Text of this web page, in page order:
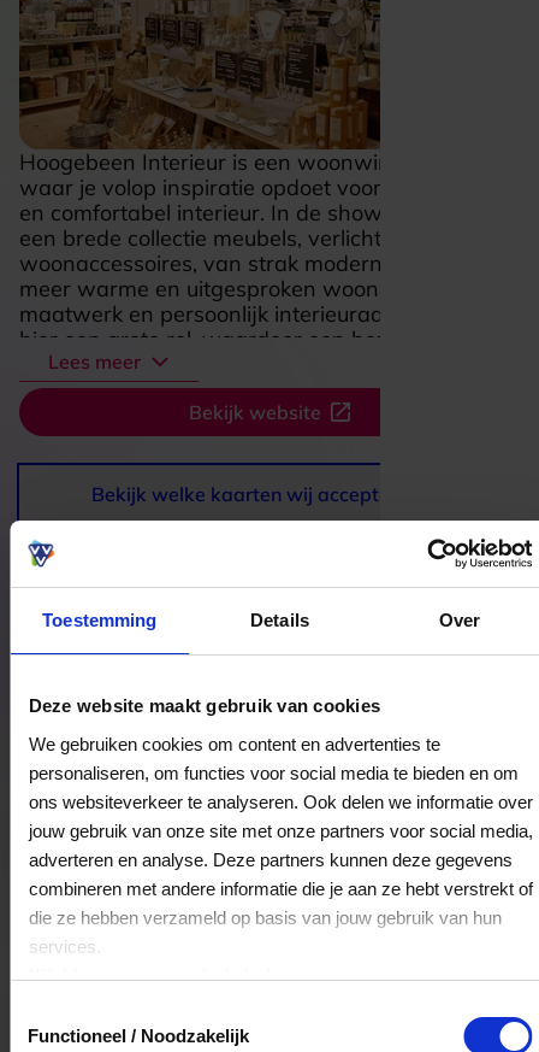
Toestemming Details Over
Deze website maakt gebruik van cookies
We gebruiken cookies om content en advertenties te
personaliseren, om functies voor social media te bieden en om
ons websiteverkeer te analyseren. Ook delen we informatie over
jouw gebruik van onze site met onze partners voor social media,
adverteren en analyse. Deze partners kunnen deze gegevens
combineren met andere informatie die je aan ze hebt verstrekt of
die ze hebben verzameld op basis van jouw gebruik van hun
services.
Klikhiervoor ons cookiebeleid.
Functioneel / Noodzakelijk
Hoogebeen Interieur is een woonwinkel in Putten
waar je volop inspiratie opdoet voor een stijlvol
en comfortabel interieur. In de showroom vind je
een brede collectie meubels, verlichting en
woonaccessoires, van strak modern design tot
meer warme en uitgesproken woonstijlen. Ook
maatwerk en persoonlijk interieuradvies spelen
hier een grote rol, waardoor een bezoek al snel
voelt als een frisse stap richting een huis dat echt
bij je past. De sfeer is verzorgd en uitnodigend,
met opstellingen die ideeën geven voor kleur,
materiaal en indeling. Dat maakt Hoogebeen
Interieur aantrekkelijk voor iedereen die niet
alleen iets moois zoekt, maar ook graag rustig
rondkijkt en woonideeën wil opdoen.
Lees meer
Bekijk website
Bekijk welke kaarten wij accepteren
Bestedingslocaties
Hoogebeen Interieur
Dorpsstraat 36-38
3881BD Putten
Veelgestelde Vragen
Hoelang blijft mijn saldo geldig?